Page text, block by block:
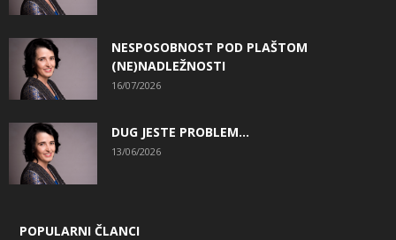
NESPOSOBNOST POD PLAŠTOM
(NE)NADLEŽNOSTI
16/07/2026
DUG JESTE PROBLEM…
13/06/2026
POPULARNI ČLANCI